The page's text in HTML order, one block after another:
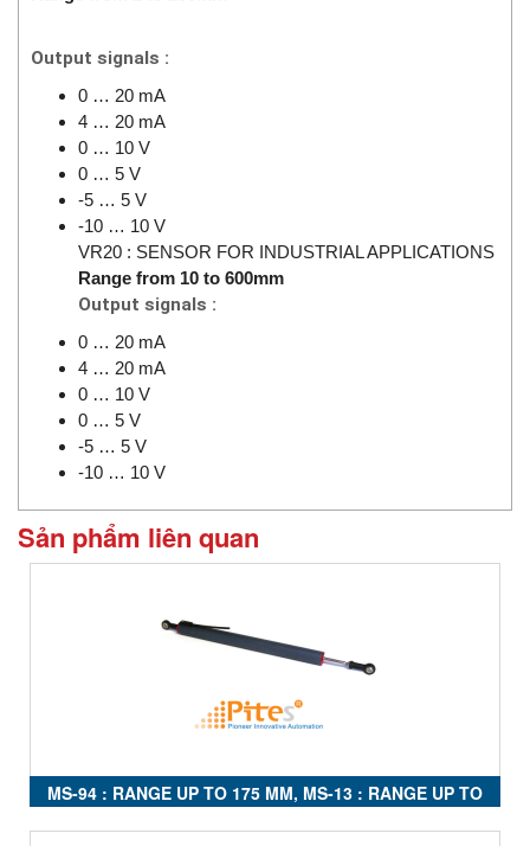
Output signals :
0 … 20 mA
4 … 20 mA
0 … 10 V
0 … 5 V
-5 … 5 V
-10 … 10 V
VR20 : SENSOR FOR INDUSTRIAL APPLICATIONS
Range from 10 to 600mm
Output signals :
0 … 20 mA
4 … 20 mA
0 … 10 V
0 … 5 V
-5 … 5 V
-10 … 10 V
Sản phẩm liên quan
MS-94 : RANGE UP TO 175 MM, MS-13 : RANGE UP TO
200M, MS-15 : RANGE UP TO 300 MM, MS-19 : RANGE